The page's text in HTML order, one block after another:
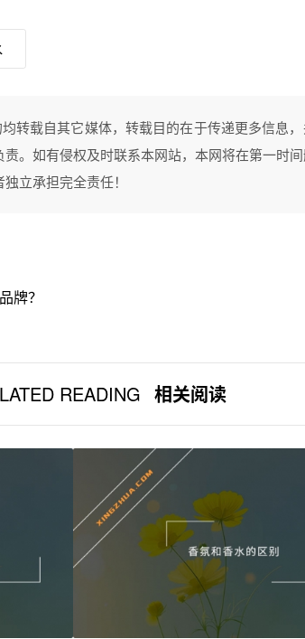
均转载自其它媒体，转载目的在于传递更多信息
。如有侵权及时联系本网站，本网将在第一时
立承担完全责任！
牌？
READING 相关阅读